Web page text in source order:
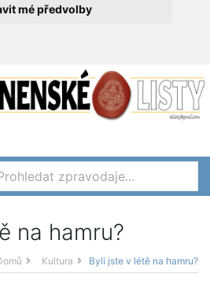
mé předvolby
na hamru?
Kultura Byli jste v létě na hamru?